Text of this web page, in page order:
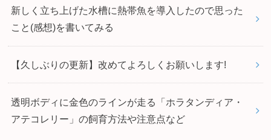
新しく立ち上げた水槽に熱帯魚を導入したので思った
こと(感想)を書いてみる
【久しぶりの更新】改めてよろしくお願いします!
透明ボディに金色のラインが走る「ホラタンディア・
アテコレリー」の飼育方法や注意点など